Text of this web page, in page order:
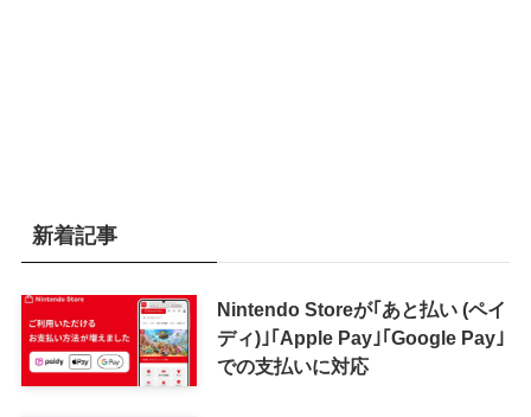
新着記事
Nintendo Storeが｢あと払い (ペイ
ディ)｣｢Apple Pay｣｢Google Pay｣
での支払いに対応